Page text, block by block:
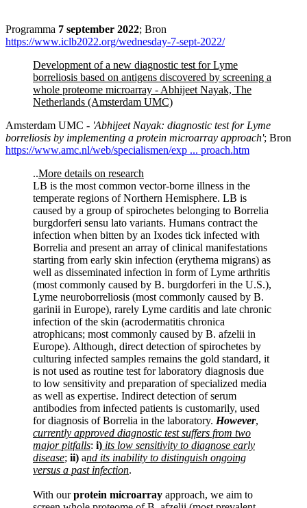
Programma 7 september 2022; Bron
https://www.iclb2022.org/wednesday-7-sept-2022/
Development of a new diagnostic test for Lyme
borreliosis based on antigens discovered by screening a
whole proteome microarray - Abhijeet Nayak, The
Netherlands (Amsterdam UMC)
Amsterdam UMC - 'Abhijeet Nayak: diagnostic test for Lyme
borreliosis by implementing a protein microarray approach'; Bron
https://www.amc.nl/web/specialismen/exp ... proach.htm
..More details on research
LB is the most common vector-borne illness in the
temperate regions of Northern Hemisphere. LB is
caused by a group of spirochetes belonging to Borrelia
burgdorferi sensu lato variants. Humans contract the
infection when bitten by an Ixodes tick infected with
Borrelia and present an array of clinical manifestations
starting from early skin infection (erythema migrans) as
well as disseminated infection in form of Lyme arthritis
(most commonly caused by B. burgdorferi in the U.S.),
Lyme neuroborreliosis (most commonly caused by B.
garinii in Europe), rarely Lyme carditis and late chronic
infection of the skin (acrodermatitis chronica
atrophicans; most commonly caused by B. afzelii in
Europe). Although, direct detection of spirochetes by
culturing infected samples remains the gold standard, it
is not used as routine test for laboratory diagnosis due
to low sensitivity and preparation of specialized media
as well as expertise. Indirect detection of serum
antibodies from infected patients is customarily, used
for diagnosis of Borrelia in the laboratory. However,
currently approved diagnostic test suffers from two
major pitfalls: i) its low sensitivity to diagnose early
disease; ii) and its inability to distinguish ongoing
versus a past infection.
With ourprotein microarray approach, we aim to